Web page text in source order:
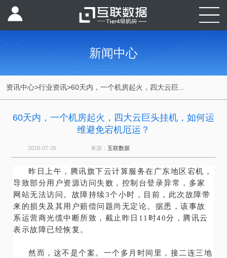
新闻中心
资讯中心>行业资讯>60天内，一个机房起火，四大云巨...
60天内，一个机房起火，四大云巨头挂机，如何运
维避免宕机厄运？
2018-07-26 来源： 互联数据
昨日上午，腾讯旗下云计算服务在广东地区宕机，
导致部分用户资源访问失败，控制台登录异常，多家
网站无法访问。故障持续3个小时，目前，此次故障带
来的损失及其用户赔偿问题尚无定论。据悉，该事故
系运营商光缆中断所致，截止昨日11时40分，腾讯云
表示故障已经恢复。
然而，这不是个案。一个多月时间里，接二连三地